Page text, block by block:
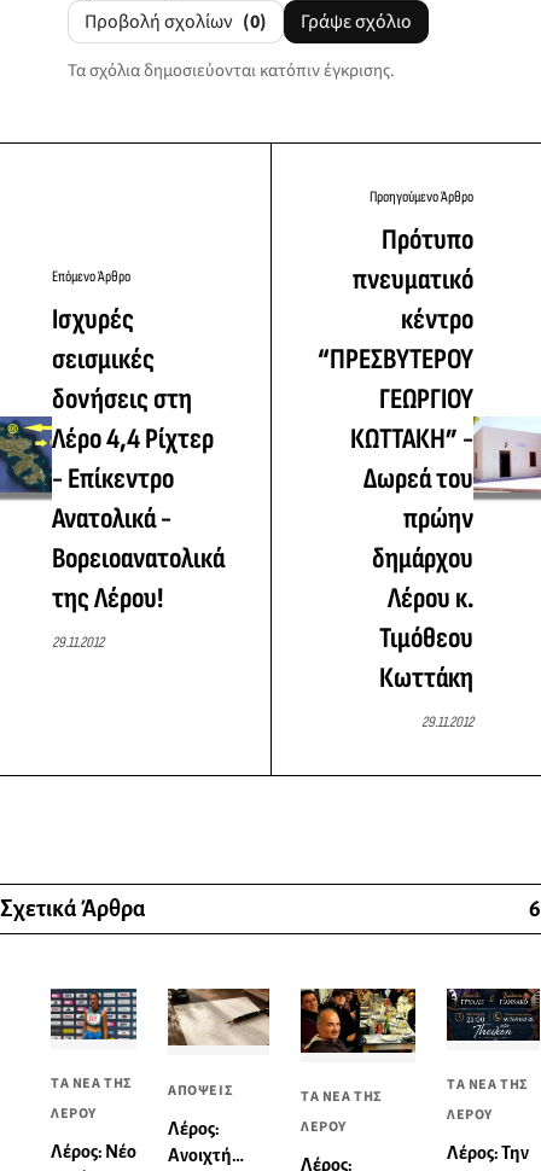
Προβολή σχολίων (0) Γράψε σχόλιο
Τα σχόλια δημοσιεύονται κατόπιν έγκρισης.
Επόμενο Άρθρο
Ισχυρές
σεισμικές
δονήσεις στη
Λέρο 4,4 Ρίχτερ
- Επίκεντρο
Ανατολικά -
Βορειοανατολικά
της Λέρου!
29.11.2012
Προηγούμενο Άρθρο
Πρότυπο
πνευματικό
κέντρο
“ΠΡΕΣΒΥΤΕΡΟΥ
ΓΕΩΡΓΙΟΥ
ΚΩΤΤΑΚΗ” -
Δωρεά του
πρώην
δημάρχου
Λέρου κ.
Τιμόθεου
Κωττάκη
29.11.2012
Σχετικά Άρθρα 6
ΤΑ ΝΕΑ ΤΗΣ
ΛΕΡΟΥ
Λέρος: Νέο
ΑΠΟΨΕΙΣ
Λέρος:
Ανοιχτή
ΤΑ ΝΕΑ ΤΗΣ
ΛΕΡΟΥ
Λέρος:
ΤΑ ΝΕΑ ΤΗΣ
ΛΕΡΟΥ
Λέρος: Την